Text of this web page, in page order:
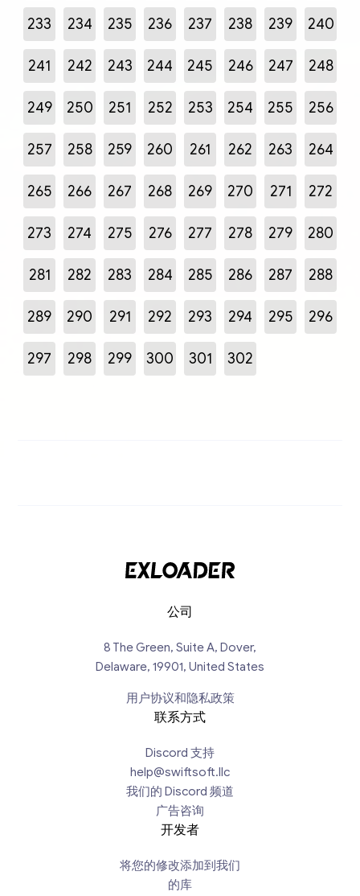
233 234 235 236 237 238 239 240
241 242 243 244 245 246 247 248
249 250 251 252 253 254 255 256
257 258 259 260 261 262 263 264
265 266 267 268 269 270 271 272
273 274 275 276 277 278 279 280
281 282 283 284 285 286 287 288
289 290 291 292 293 294 295 296
297 298 299 300 301 302
公司
8 The Green, Suite A, Dover,
Delaware, 19901, United States
用户协议和隐私政策
联系方式
Discord 支持
help@swiftsoft.llc
我们的 Discord 频道
广告咨询
开发者
将您的修改添加到我们
的库